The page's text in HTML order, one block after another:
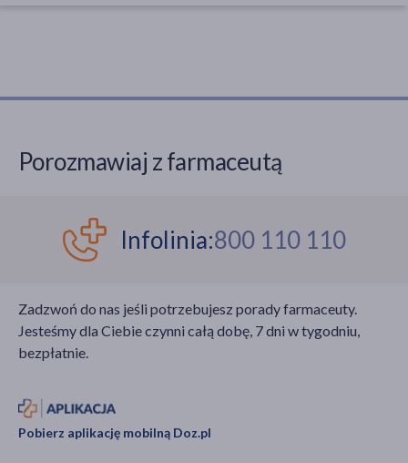
Porozmawiaj z farmaceutą
Infolinia:800 110 110
Zadzwoń do nas jeśli potrzebujesz porady farmaceuty.
Jesteśmy dla Ciebie czynni całą dobę, 7 dni w tygodniu,
bezpłatnie.
Pobierz aplikację mobilną Doz.pl